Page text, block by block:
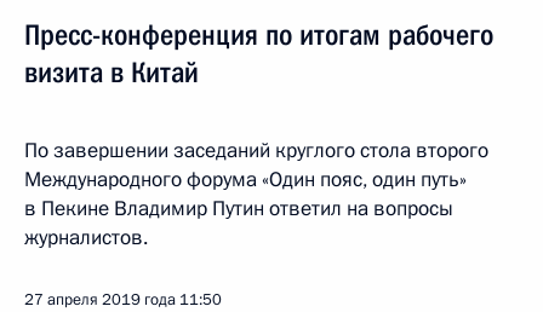
Пресс-конференция по итогам рабочего
визита в Китай
По завершении заседаний круглого стола второго
Международного форума «Один пояс, один путь»
в Пекине Владимир Путин ответил на вопросы
журналистов.
27 апреля 2019 года 11:50